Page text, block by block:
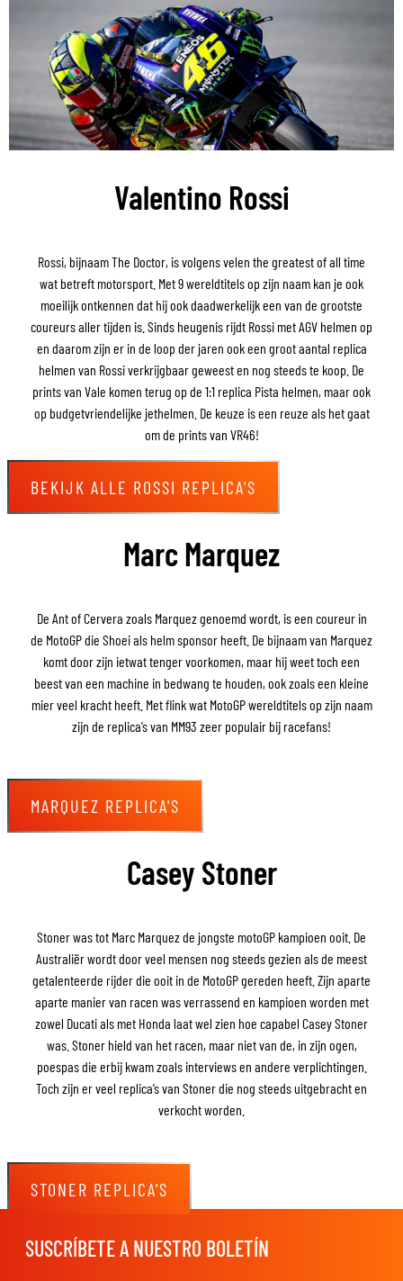
Valentino Rossi
Rossi, bijnaam The Doctor, is volgens velen the greatest of all time
wat betreft motorsport. Met 9 wereldtitels op zijn naam kan je ook
moeilijk ontkennen dat hij ook daadwerkelijk een van de grootste
coureurs aller tijden is. Sinds heugenis rijdt Rossi met AGV helmen op
en daarom zijn er in de loop der jaren ook een groot aantal replica
helmen van Rossi verkrijgbaar geweest en nog steeds te koop. De
prints van Vale komen terug op de 1:1 replica Pista helmen, maar ook
op budgetvriendelijke jethelmen. De keuze is een reuze als het gaat
om de prints van VR46!
BEKIJK ALLE ROSSI REPLICA'S
Marc Marquez
De Ant of Cervera zoals Marquez genoemd wordt, is een coureur in
de MotoGP die Shoei als helm sponsor heeft. De bijnaam van Marquez
komt door zijn ietwat tenger voorkomen, maar hij weet toch een
beest van een machine in bedwang te houden, ook zoals een kleine
mier veel kracht heeft. Met flink wat MotoGP wereldtitels op zijn naam
zijn de replica’s van MM93 zeer populair bij racefans!
MARQUEZ REPLICA'S
Casey Stoner
Stoner was tot Marc Marquez de jongste motoGP kampioen ooit. De
Australiër wordt door veel mensen nog steeds gezien als de meest
getalenteerde rijder die ooit in de MotoGP gereden heeft. Zijn aparte
aparte manier van racen was verrassend en kampioen worden met
zowel Ducati als met Honda laat wel zien hoe capabel Casey Stoner
was. Stoner hield van het racen, maar niet van de, in zijn ogen,
poespas die erbij kwam zoals interviews en andere verplichtingen.
Toch zijn er veel replica’s van Stoner die nog steeds uitgebracht en
verkocht worden.
STONER REPLICA'S
SUSCRÍBETE A NUESTRO BOLETÍN